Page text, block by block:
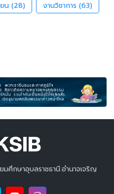
น (28) งานวิชาการ (63)
ศึกษาอุบลราชธานี อำนาจเจริญ